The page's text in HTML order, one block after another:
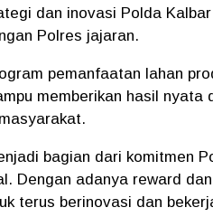
dan inovasi Polda
Polres jajaran.
pemanfaatan lahan
memberikan hasil nyata
bagian dari komitmen
Dengan adanya reward
terus berinovasi dan